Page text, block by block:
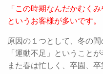
「この時期なんだかむくみ
というお客様が多いです。
原因の１つとして、冬の
「運動不足」ということが
また春は忙しく、卒園、